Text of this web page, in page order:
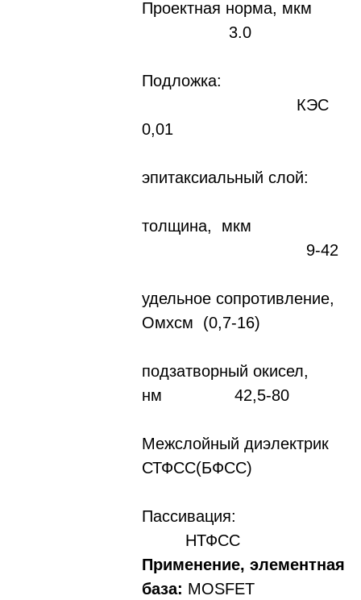
Проектная норма, мкм
3.0
Подложка:
КЭС
0,01
эпитаксиальный слой:
толщина, мкм
9-42
удельное сопротивление,
Омxсм (0,7-16)
подзатворный окисел,
нм 42,5-80
Межслойный диэлектрик
СТФСС(БФСС)
Пассивация:
НТФСС
Применение, элементная
база: MOSFET